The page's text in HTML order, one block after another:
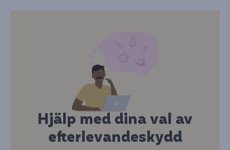
Hjälp med dina val av
efterlevandeskydd